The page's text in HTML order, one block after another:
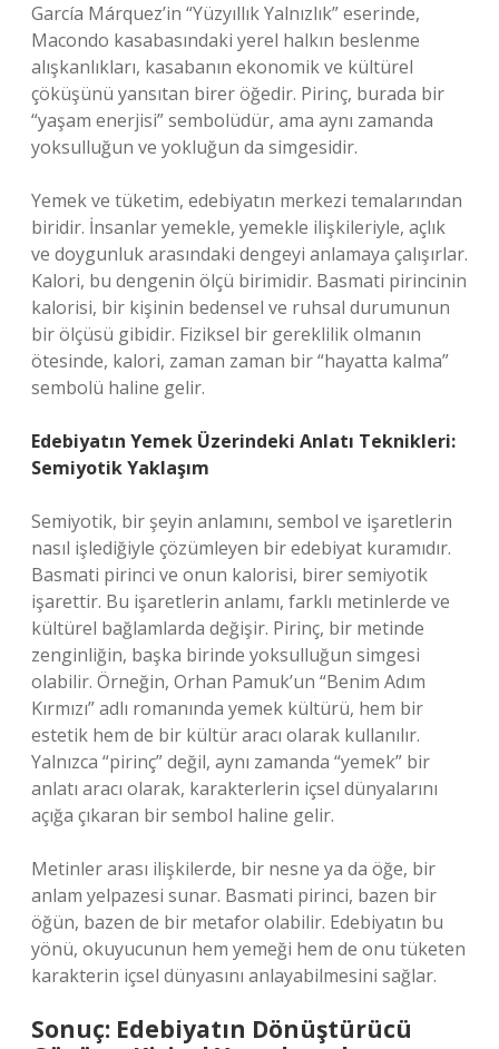
García Márquez’in “Yüzyıllık Yalnızlık” eserinde,
Macondo kasabasındaki yerel halkın beslenme
alışkanlıkları, kasabanın ekonomik ve kültürel
çöküşünü yansıtan birer öğedir. Pirinç, burada bir
“yaşam enerjisi” sembolüdür, ama aynı zamanda
yoksulluğun ve yokluğun da simgesidir.
Yemek ve tüketim, edebiyatın merkezi temalarından
biridir. İnsanlar yemekle, yemekle ilişkileriyle, açlık
ve doygunluk arasındaki dengeyi anlamaya çalışırlar.
Kalori, bu dengenin ölçü birimidir. Basmati pirincinin
kalorisi, bir kişinin bedensel ve ruhsal durumunun
bir ölçüsü gibidir. Fiziksel bir gereklilik olmanın
ötesinde, kalori, zaman zaman bir “hayatta kalma”
sembolü haline gelir.
Edebiyatın Yemek Üzerindeki Anlatı Teknikleri:
Semiyotik Yaklaşım
Semiyotik, bir şeyin anlamını, sembol ve işaretlerin
nasıl işlediğiyle çözümleyen bir edebiyat kuramıdır.
Basmati pirinci ve onun kalorisi, birer semiyotik
işarettir. Bu işaretlerin anlamı, farklı metinlerde ve
kültürel bağlamlarda değişir. Pirinç, bir metinde
zenginliğin, başka birinde yoksulluğun simgesi
olabilir. Örneğin, Orhan Pamuk’un “Benim Adım
Kırmızı” adlı romanında yemek kültürü, hem bir
estetik hem de bir kültür aracı olarak kullanılır.
Yalnızca “pirinç” değil, aynı zamanda “yemek” bir
anlatı aracı olarak, karakterlerin içsel dünyalarını
açığa çıkaran bir sembol haline gelir.
Metinler arası ilişkilerde, bir nesne ya da öğe, bir
anlam yelpazesi sunar. Basmati pirinci, bazen bir
öğün, bazen de bir metafor olabilir. Edebiyatın bu
yönü, okuyucunun hem yemeği hem de onu tüketen
karakterin içsel dünyasını anlayabilmesini sağlar.
Sonuç: Edebiyatın Dönüştürücü